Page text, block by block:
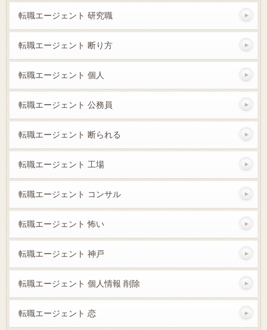
転職エージェント 研究職
転職エージェント 断り方
転職エージェント 個人
転職エージェント 公務員
転職エージェント 断られる
転職エージェント 工場
転職エージェント コンサル
転職エージェント 怖い
転職エージェント 神戸
転職エージェント 個人情報 削除
転職エージェント 恋